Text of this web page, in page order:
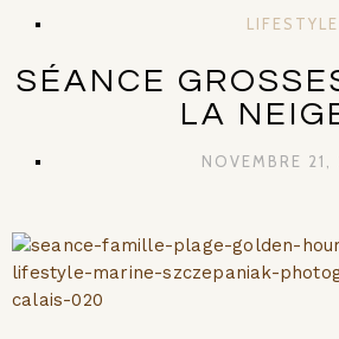
LIFESTYLE
SÉANCE
LA
NOVEMBRE